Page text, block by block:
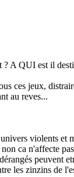
? A QUI est il
ces jeux,
au reves...
violents
non ca n'affecte
peuvent
les zinzins de